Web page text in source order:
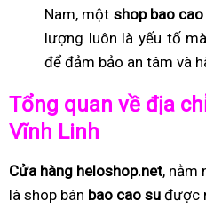
Nam, một shop bao
lượng luôn là yếu tố
để đảm bảo an tâm và
Tổng quan về địa
Vĩnh Linh
Cửa hàng heloshop.net, nằm
là shop bán bao cao su được